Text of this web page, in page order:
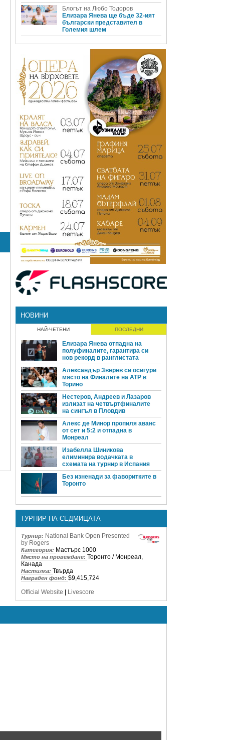
Блогът на Любо Тодоров
Елизара Янева ще бъде 32-ият
български представител в
Големия шлем
НОВИНИ
НАЙ-ЧЕТЕНИ ПОСЛЕДНИ
Елизара Янева отпадна на
полуфиналите, гарантира си
нов рекорд в ранглистата
Александър Зверев си осигури
място на Финалите на ATP в
Торино
Нестеров, Андреев и Лазаров
излизат на четвъртфиналите
на сингъл в Пловдив
Алекс де Минор пропиля аванс
от сет и 5:2 и отпадна в
Монреал
Изабелла Шиникова
елиминира водачката в
схемата на турнир в Испания
Без изненади за фаворитките в
Торонто
ТУРНИР НА СЕДМИЦАТА
Турнир: National Bank Open Presented
by Rogers
Категория: Мастърс 1000
Място на провеждане: Торонто / Монреал,
Канада
Настилка: Твърда
Награден фонд: $9,415,724
Official Website | Livescore